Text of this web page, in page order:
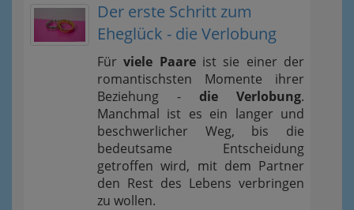
Der erste Schritt zum
Eheglück - die Verlobung
Fürviele Paareist sie einer der
romantischsten Momente ihrer
Beziehung - die Verlobung.
Manchmal ist es ein langer und
beschwerlicher Weg, bis die
bedeutsame Entscheidung
getroffen wird, mit dem Partner
den Rest des Lebens verbringen
zu wollen.